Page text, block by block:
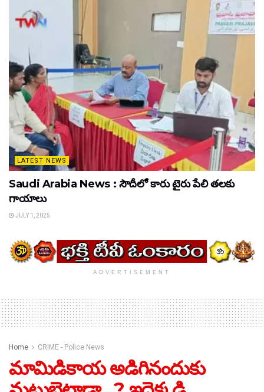
LATEST NEWS
Saudi Arabia News : సౌదీలో కారు టైరు పేలి తలకు
గాయాలు
JULY 1, 2025
ADVERTISEMENT
Home CRIME - Police News
మామిడికాయ అడిగినందుకు